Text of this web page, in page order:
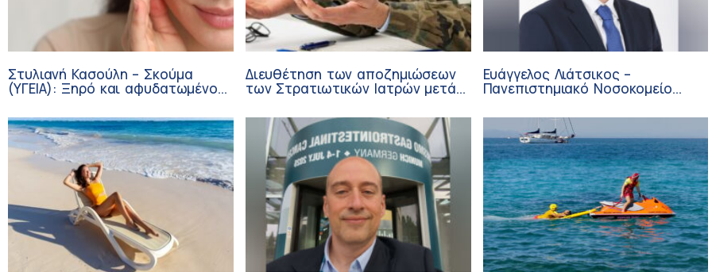
Στυλιανή Κασούλη – Σκούμα
(ΥΓΕΙΑ): Ξηρό και αφυδατωμένο
Διευθέτηση των αποζημιώσεων
των Στρατιωτικών Ιατρών μετά
Ευάγγελος Λιάτσικος –
Πανεπιστημιακό Νοσοκομείο